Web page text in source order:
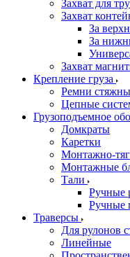
Захват для
Захват
За
За
Захват
Крепление груза
Ремни
Цепные
Грузоподъемное
Домкраты
Каретки
Монтажно-
Монтажные
Тали
Ручные
Ручные
Траверсы
Для рулонов
Линейные